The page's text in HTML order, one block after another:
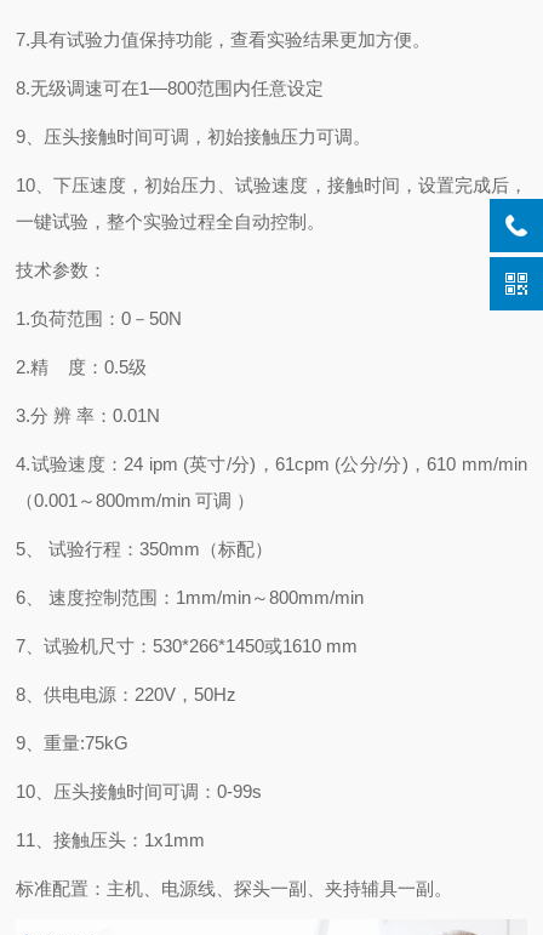
7.具有试验力值保持功能，查看实验结果更加方便。
8.无级调速可在1—800范围内任意设定
9、压头接触时间可调，初始接触压力可调。
10、下压速度，初始压力、试验速度，接触时间，设置完成后，
一键试验，整个实验过程全自动控制。
技术参数：
1.负荷范围：0 － 50N
2.精 度：0.5级
3.分 辨 率：0.01N
4.试验速度： 24 ipm (英寸/分)，61cpm (公分/分)，610 mm/min
（0.001 ～800mm/min可调 ）
5 试验行程：350mm （标配）
6 速度控制范围： 1mm/min～800mm/min
7 、试验机尺寸： 530*266*1450或1610 mm
8 、供电电源： 220V，50Hz
9 、重量:75kG
10、压头接触时间可调：0-99s
11、接触压头：1x1mm
标准配置：主机、电源线、探头一副、夹持辅具一副。